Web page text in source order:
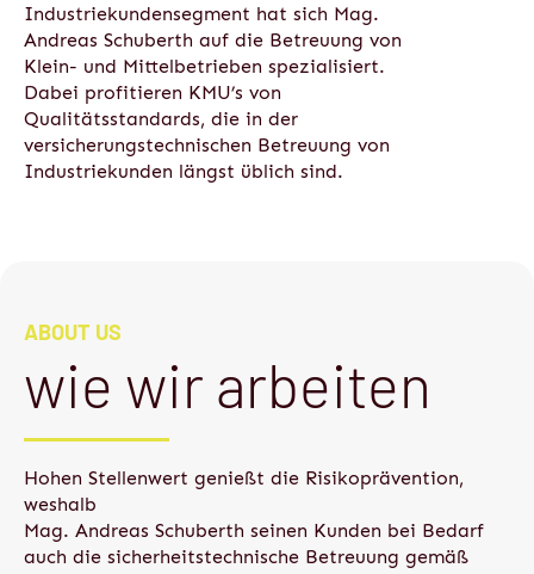
Industriekundensegment hat sich Mag.
Andreas Schuberth auf die Betreuung von
Klein- und Mittelbetrieben spezialisiert.
Dabei profitieren KMU’s von
Qualitätsstandards, die in der
versicherungstechnischen Betreuung von
Industriekunden längst üblich sind.
ABOUT US
wie wir arbeiten
Hohen Stellenwert genießt die Risikoprävention,
weshalb
Mag. Andreas Schuberth seinen Kunden bei Bedarf
auch die sicherheitstechnische Betreuung gemäß